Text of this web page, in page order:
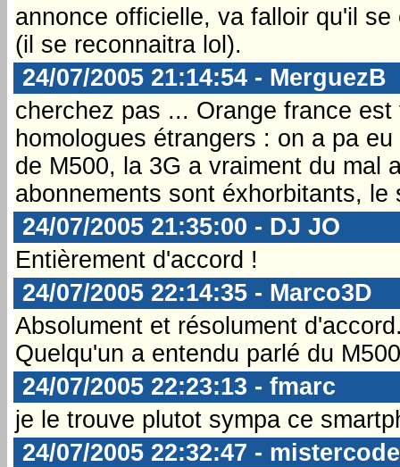
annonce officielle, va falloir qu'il
(il se reconnaitra lol).
24/07/2005 21:14:54 - MerguezB
cherchez pas ... Orange france
homologues étrangers : on a pa
de M500, la 3G a vraiment du mal
abonnements sont éxhorbitants,
24/07/2005 21:35:00 - DJ JO
Entièrement d'accord !
24/07/2005 22:14:35 - Marco3D
Absolument et résolument
Quelqu'un a entendu parlé du
24/07/2005 22:23:13 - fmarc
je le trouve plutot sympa ce
24/07/2005 22:32:47 - mistercode